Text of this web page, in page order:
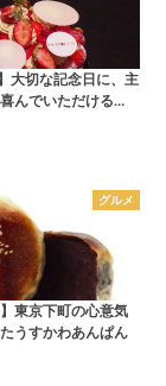
】大切な記念日に、主
んでいただける…
グルメ
東京下町の心意気
うすかわあんぱん